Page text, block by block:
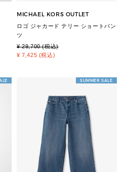
MICHAEL KORS OUTLET
ロゴ ジャカード テリー ショートパン
ツ
¥ 29,700 (税込)
¥ 7,425 (税込)
SUMMER SALE